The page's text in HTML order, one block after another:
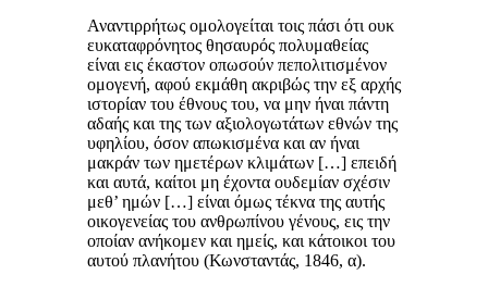
Αναντιρρήτως ομολογείται τοις πάσι ότι ουκ
ευκαταφρόνητος θησαυρός πολυμαθείας
είναι εις έκαστον οπωσούν πεπολιτισμένον
ομογενή, αφού εκμάθη ακριβώς την εξ αρχής
ιστορίαν του έθνους του, να μην ήναι πάντη
αδαής και της των αξιολογωτάτων εθνών της
υφηλίου, όσον απωκισμένα και αν ήναι
μακράν των ημετέρων κλιμάτων […] επειδή
και αυτά, καίτοι μη έχοντα ουδεμίαν σχέσιν
μεθ’ ημών […] είναι όμως τέκνα της αυτής
οικογενείας του ανθρωπίνου γένους, εις την
οποίαν ανήκομεν και ημείς, και κάτοικοι του
αυτού πλανήτου (Κωνσταντάς, 1846, α).